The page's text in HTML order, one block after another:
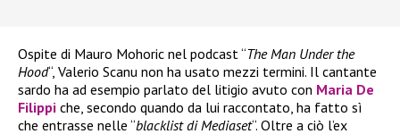
Ospite di Mauro Mohoric nel podcast “The Man Under the
Hood“, Valerio Scanu non ha usato mezzi termini. Il cantante
sardo ha ad esempio parlato del litigio avuto con Maria De
Filippi che, secondo quando da lui raccontato, ha fatto sì
che entrasse nelle “blacklist di Mediaset“. Oltre a ciò l’ex